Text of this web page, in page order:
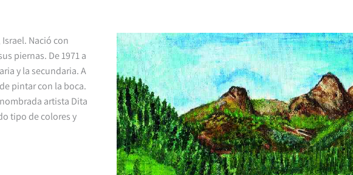
Nació con
piernas. De 1971 a
y la secundaria. A
pintar con la boca.
artista Dita
tipo de colores y